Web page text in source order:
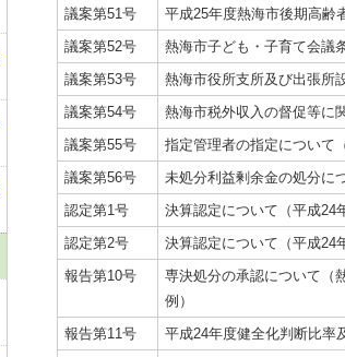
議案第51号
平成25年度熱海市後期高齢
議案第52号
熱海市子ども・子育て会議
議案第53号
熱海市役所支所及び出張所
議案第54号
熱海市税外収入の督促等に
議案第55号
指定管理者の指定について
議案第56号
未処分利益剰余金の処分に
認定第1号
決算認定について（平成24
認定第2号
決算認定について（平成24
報告第10号
専決処分の承認について（
例）
報告第11号 平成24年度健全化判断比率